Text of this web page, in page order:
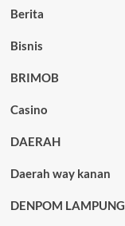
Berita
Bisnis
BRIMOB
Casino
DAERAH
Daerah way kanan
DENPOM LAMPUNG